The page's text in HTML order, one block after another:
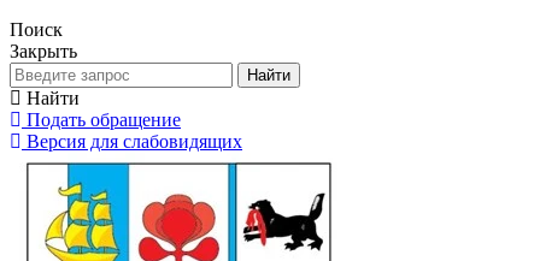
Поиск
Закрыть
Найти
Найти
Подать обращение
Версия для слабовидящих